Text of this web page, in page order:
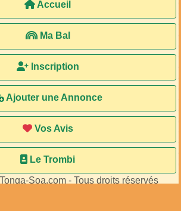
Accueil
Ma Bal
Inscription
Ajouter une Annonce
Vos Avis
Le Trombi
Soa.com - Tous droits réservés